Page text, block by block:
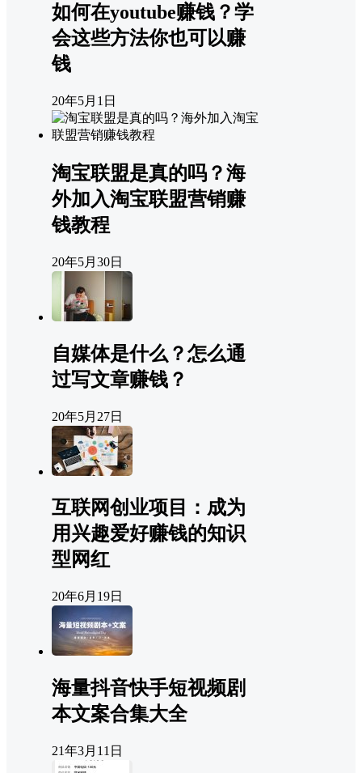
如何在youtube赚钱？学
会这些方法你也可以赚
钱
20年5月1日
淘宝联盟是真的吗？海
外加入淘宝联盟营销赚
钱教程
20年5月30日
自媒体是什么？怎么通
过写文章赚钱？
20年5月27日
互联网创业项目：成为
用兴趣爱好赚钱的知识
型网红
20年6月19日
海量抖音快手短视频剧
本文案合集大全
21年3月11日